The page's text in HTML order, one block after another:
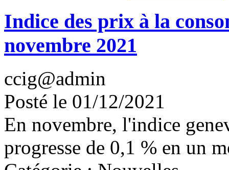
Indice des prix à la
novembre 2021
ccig@admin
Posté le 01/12/2021
En novembre, l'indice
progresse de 0,1 % en un